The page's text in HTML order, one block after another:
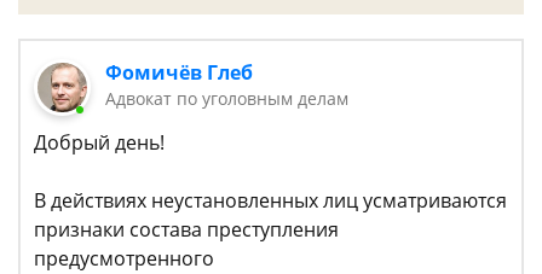
Фомичёв Глеб
Адвокат по уголовным делам
Добрый день!
В действиях неустановленных лиц усматриваются
признаки состава преступления
предусмотренного